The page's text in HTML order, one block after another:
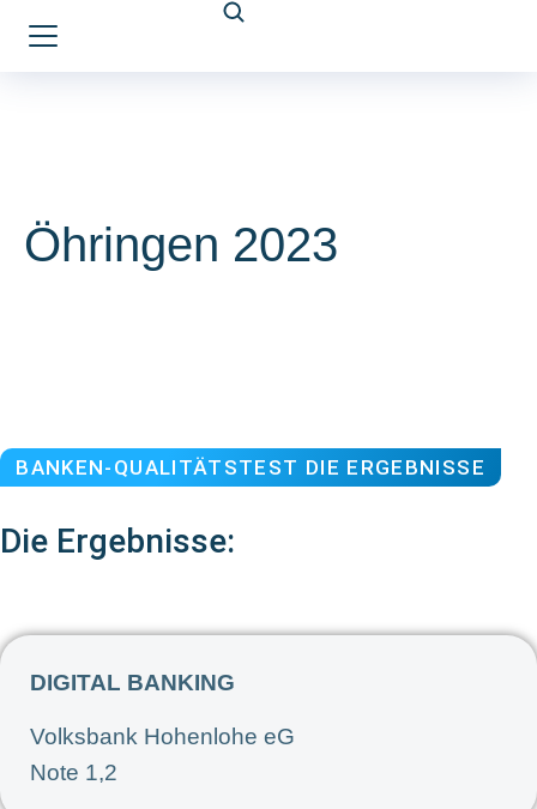
Öhringen 2023
BANKEN-QUALITÄTSTEST DIE ERGEBNISSE
Die Ergebnisse:
DIGITAL BANKING
Volksbank Hohenlohe eG
Note 1,2